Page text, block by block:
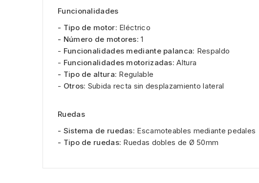
Funcionalidades
- Tipo de motor: Eléctrico
- Número de motores:1
- Funcionalidades mediante palanca: Respaldo
- Funcionalidades motorizadas:Altura
- Tipo de altura: Regulable
- Otros: Subida recta sin desplazamiento lateral
Ruedas
- Sistema de ruedas: Escamoteables mediante pedales
- Tipo de ruedas: Ruedas dobles de Ø 50mm